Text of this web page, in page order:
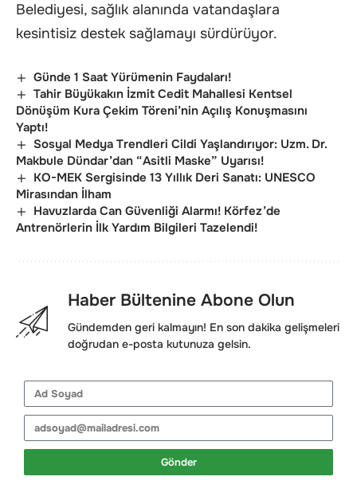
Belediyesi, sağlık alanında vatandaşlara
kesintisiz destek sağlamayı sürdürüyor.
Günde 1 Saat Yürümenin Faydaları!
Tahir Büyükakın İzmit Cedit Mahallesi Kentsel
Dönüşüm Kura Çekim Töreni’nin Açılış Konuşmasını
Yaptı!
Sosyal Medya Trendleri Cildi Yaşlandırıyor: Uzm. Dr.
Makbule Dündar’dan “Asitli Maske” Uyarısı!
KO-MEK Sergisinde 13 Yıllık Deri Sanatı: UNESCO
Mirasından İlham
Havuzlarda Can Güvenliği Alarmı! Körfez’de
Antrenörlerin İlk Yardım Bilgileri Tazelendi!
Haber Bültenine Abone Olun
Gündemden geri kalmayın! En son dakika gelişmeleri
doğrudan e-posta kutunuza gelsin.
Gönder